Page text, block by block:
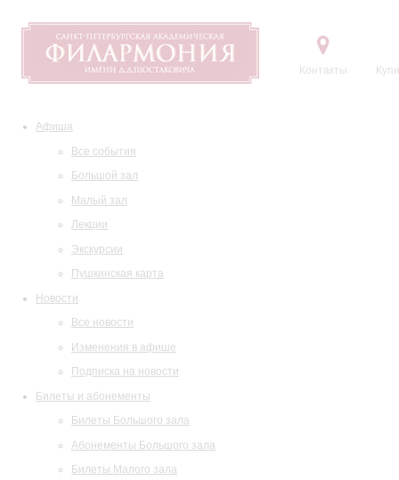
Контакты
Афиша
Все события
Большой зал
Малый зал
Лекции
Экскурсии
Пушкинская карта
Новости
Все новости
Изменения в афише
Подписка на новости
Билеты и абонементы
Билеты Большого зала
Абонементы Большого зала
Билеты Малого зала